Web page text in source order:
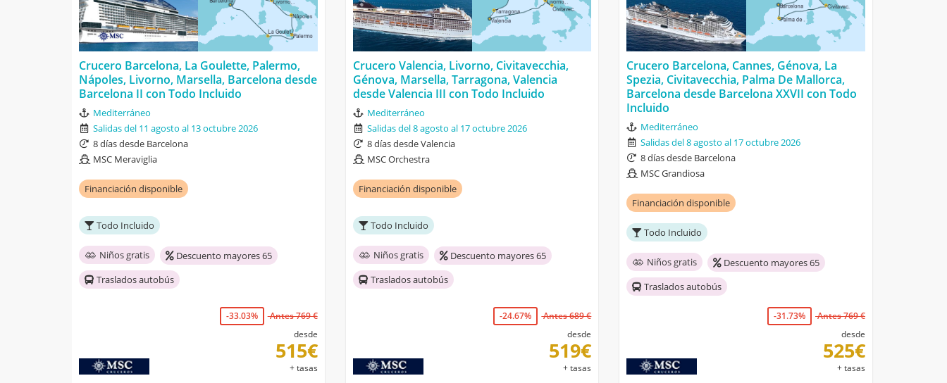
Crucero Barcelona, La Goulette, Palermo,
Nápoles, Livorno, Marsella, Barcelona desde
Barcelona II con Todo Incluido
Mediterráneo
Salidas del 11 agosto al 13 octubre 2026
8 días desde Barcelona
MSC Meraviglia
Financiación disponible
Todo Incluido
Niños gratis
Descuento mayores 65
Traslados autobús
-33.03%
Antes 769 €
desde
515€
+ tasas
Crucero Valencia, Livorno, Civitavecchia,
Génova, Marsella, Tarragona, Valencia
desde Valencia III con Todo Incluido
Mediterráneo
Salidas del 8 agosto al 17 octubre 2026
8 días desde Valencia
MSC Orchestra
Financiación disponible
Todo Incluido
Niños gratis
Descuento mayores 65
Traslados autobús
-24.67%
Antes 689 €
desde
519€
+ tasas
Crucero Barcelona, Cannes, Génova, La
Spezia, Civitavecchia, Palma De Mallorca,
Barcelona desde Barcelona XXVII con Todo
Incluido
Mediterráneo
Salidas del 8 agosto al 17 octubre 2026
8 días desde Barcelona
MSC Grandiosa
Financiación disponible
Todo Incluido
Niños gratis
Descuento mayores 65
Traslados autobús
-31.73%
Antes 769 €
desde
525€
+ tasas